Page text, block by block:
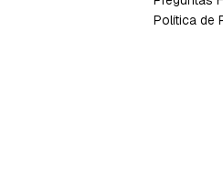
Política de